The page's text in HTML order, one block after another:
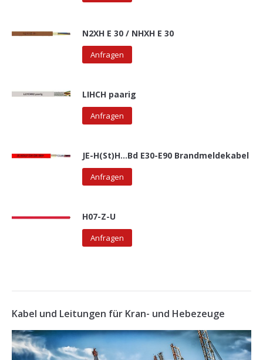
N2XH E 30 / NHXH E 30
Anfragen
LIHCH paarig
Anfragen
JE-H(St)H...Bd E30-E90 Brandmeldekabel
Anfragen
H07-Z-U
Anfragen
Kabel und Leitungen für Kran- und Hebezeuge